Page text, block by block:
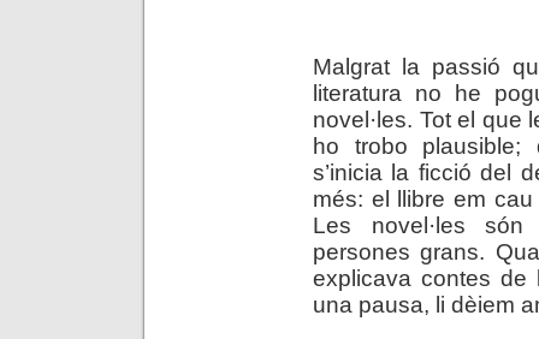
Malgrat la passió
literatura no he
novel·les. Tot el que
ho trobo plausible;
s’inicia la ficció del
més: el llibre em
Les novel·les
persones grans.
explicava contes
una pausa, li dèiem